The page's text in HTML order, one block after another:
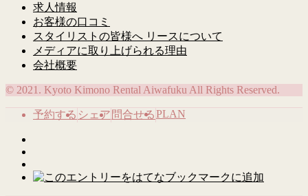
求人情報
お客様の口コミ
スタイリストの皆様へ リースについて
メディアに取り上げられる理由
会社概要
© 2021. Kyoto Kimono Rental Aiwafuku All Rights Reserved.
予約する シェア 問合せるPLAN